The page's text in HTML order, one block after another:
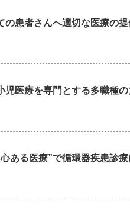
の患者さんへ適切な医療の
児医療を専門とする多職種
ある医療”で循環器疾患診